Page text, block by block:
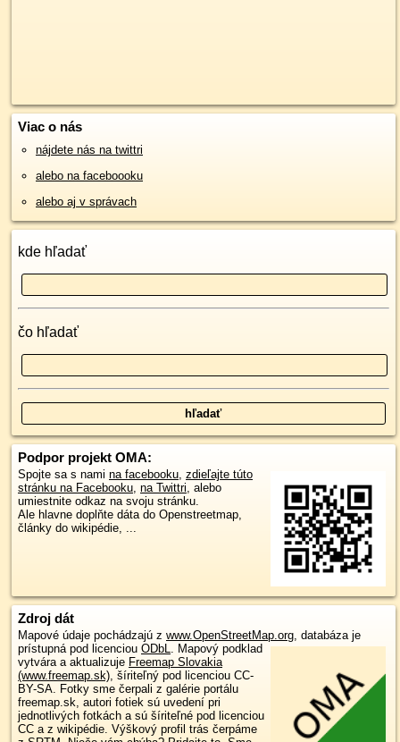
Viac o nás
nájdete nás na twittri
alebo na faceboooku
alebo aj v správach
kde hľadať
čo hľadať
Podpor projekt OMA:
Spojte sa s nami na facebooku, zdieľajte túto
stránku na Facebooku, na Twittri, alebo
umiestnite odkaz na svoju stránku.
Ale hlavne doplňte dáta do Openstreetmap,
články do wikipédie, ...
Zdroj dát
Mapové údaje pochádzajú z www.OpenStreetMap.org, databáza je
prístupná pod licenciou ODbL. Mapový podklad
vytvára a aktualizuje Freemap Slovakia
(www.freemap.sk), šíriteľný pod licenciou CC-
BY-SA. Fotky sme čerpali z galérie portálu
freemap.sk, autori fotiek sú uvedení pri
jednotlivých fotkách a sú šíriteľné pod licenciou
CC a z wikipédie. Výškový profil trás čerpáme